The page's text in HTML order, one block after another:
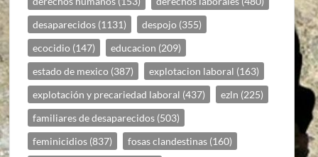
desaparecidos (1131) despojo (355)
ecocidio (147) educacion (209)
estado de mexico (387) explotacion laboral (163)
explotación y precariedad laboral (437) ezln (225)
familiares de desaparecidos (503)
feminicidios (837) fosas clandestinas (160)